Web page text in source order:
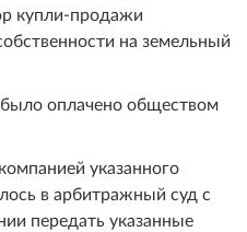
купли-продажи
на земельный
оплачено обществом
указанного
в арбитражный суд с
передать указанные